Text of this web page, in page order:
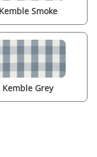
Kemble Smoke
Kemble Grey